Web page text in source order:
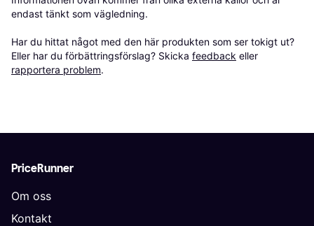
endast tänkt som vägledning.
Har du hittat något med den här produkten som ser tokigt ut?
Eller har du förbättringsförslag? Skicka feedback eller
rapportera problem.
PriceRunner
Om oss
Kontakt